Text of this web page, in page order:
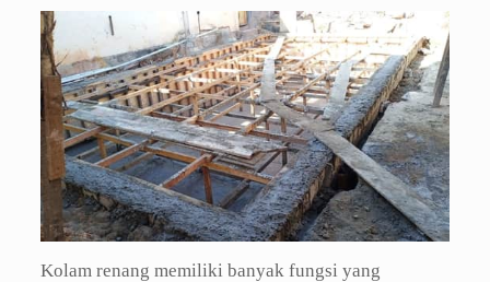
Kolam renang memiliki banyak fungsi yang